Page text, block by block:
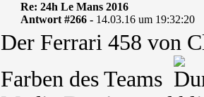
Re: 24h Le Mans 2016
Antwort #266 - 14.03.16 um 19:32:20
Der Ferrari 458 von
Farben des Teams